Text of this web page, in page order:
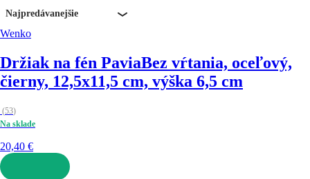
Najpredávanejšie
Wenko
Držiak na fén PaviaBez vŕtania, oceľový,
čierny, 12,5x11,5 cm, výška 6,5 cm
(53)
Na sklade
20,40 €